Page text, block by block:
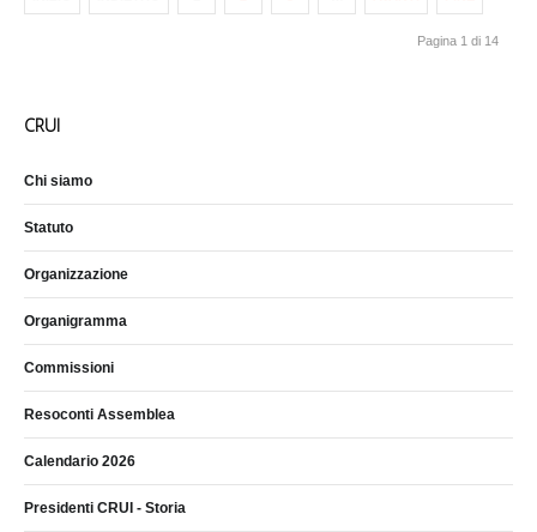
Pagina 1 di 14
CRUI
Chi siamo
Statuto
Organizzazione
Organigramma
Commissioni
Resoconti Assemblea
Calendario 2026
Presidenti CRUI - Storia